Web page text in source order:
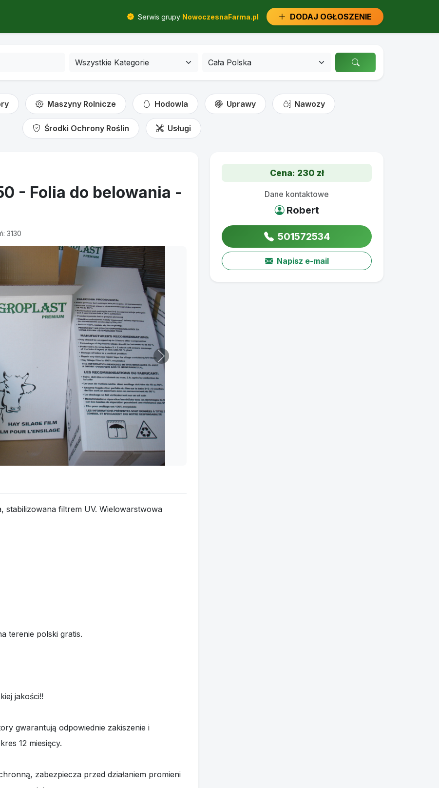
Serwis grupy NowoczesnaFarma.pl DODAJ OGŁOSZENIE
Maszyny Rolnicze Hodowla Uprawy Nawozy
Środki Ochrony Roślin Usługi
- Folia do belowania -
3130
stabilizowana filtrem UV. Wielowarstwowa
terenie polski gratis.
jakości!!
gwarantują odpowiednie zakiszenie i
12 miesięcy.
zabezpiecza przed działaniem promieni
Cena: 230 zł
Dane kontaktowe
Robert
501572534
Napisz e-mail